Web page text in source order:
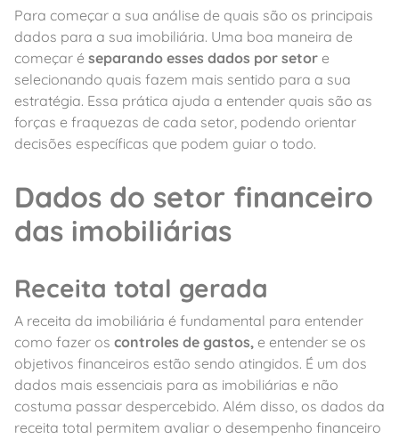
Para começar a sua análise de quais são os principais
dados para a sua imobiliária. Uma boa maneira de
começar é separando esses dados por setor e
selecionando quais fazem mais sentido para a sua
estratégia. Essa prática ajuda a entender quais são as
forças e fraquezas de cada setor, podendo orientar
decisões específicas que podem guiar o todo.
Dados do setor financeiro
das imobiliárias
Receita total gerada
A receita da imobiliária é fundamental para entender
como fazer os controles de gastos, e entender se os
objetivos financeiros estão sendo atingidos. É um dos
dados mais essenciais para as imobiliárias e não
costuma passar despercebido. Além disso, os dados da
receita total permitem avaliar o desempenho financeiro